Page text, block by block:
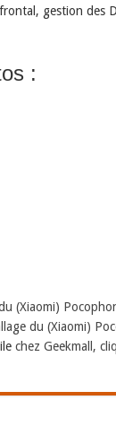
gestion des
:
(Xiaomi)
du (Xiaomi)
chez Geekmall,